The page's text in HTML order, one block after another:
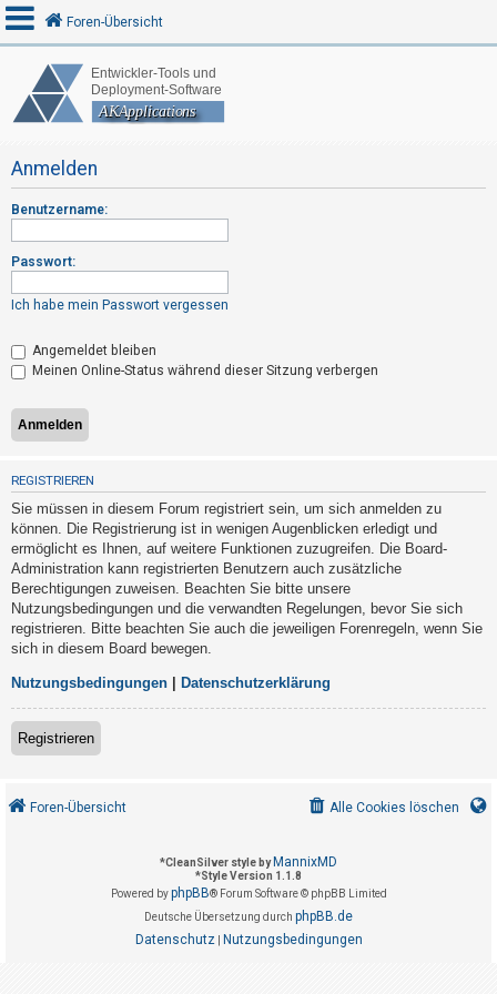
A
m
e
l
d
e
n
R
e
g
s
t
r
i
e
r
e
n
U
b
Foren-Übersicht
Anmelden
Benutzername:
Passwort:
Ich habe mein Passwort vergessen
Angemeldet bleiben
Meinen Online-Status während dieser Sitzung verbergen
REGISTRIEREN
Sie müssen in diesem Forum registriert sein, um sich anmelden zu
können. Die Registrierung ist in wenigen Augenblicken erledigt und
ermöglicht es Ihnen, auf weitere Funktionen zuzugreifen. Die Board-
Administration kann registrierten Benutzern auch zusätzliche
Berechtigungen zuweisen. Beachten Sie bitte unsere
Nutzungsbedingungen und die verwandten Regelungen, bevor Sie sich
registrieren. Bitte beachten Sie auch die jeweiligen Forenregeln, wenn Sie
sich in diesem Board bewegen.
Nutzungsbedingungen Datenschutzerklärung
Registrieren
Foren-Übersicht Alle Cookies löschen
*CleanSilver style by MannixMD
*Style Version 1.1.8
Powered byphpBB® Forum Software © phpBB Limited
Deutsche Übersetzung durch phpBB.de
Datenschutz| Nutzungsbedingungen